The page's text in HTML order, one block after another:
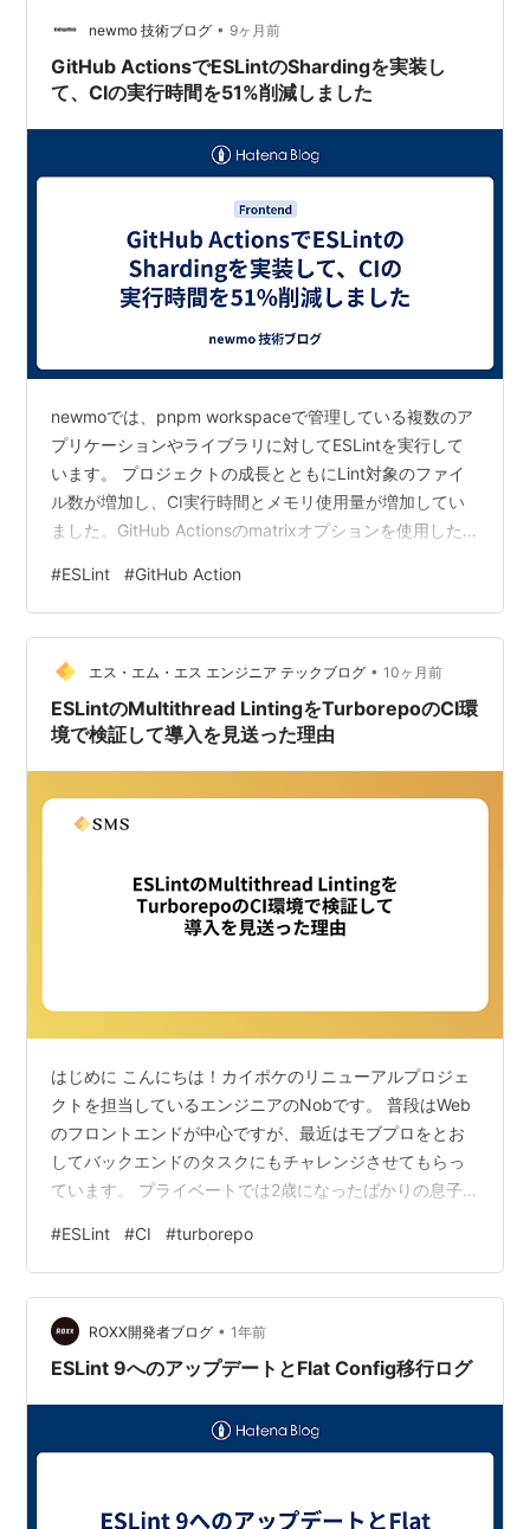
newmo 技術ブログ • 9ヶ月前
GitHub ActionsでESLintのShardingを実装し
て、CIの実行時間を51%削減しました
newmoでは、pnpm workspaceで管理している複数のア
プリケーションやライブラリに対してESLintを実行して
います。 プロジェクトの成長とともにLint対象のファイ
ル数が増加し、CI実行時間とメモリ使用量が増加してい
ました。GitHub Actionsのmatrixオプションを使用した
た。 newmoフロントエンドの開発原則 newmoのフロン
トエンド開発では、次の原則を重視しています。 1つ目
は、「同じ目的を達成するための手段を統一する」とい
う原則です。同じ目的に対する複数の手段が混在するよ
りも、統一した手段を使うことで学…
#ESLint #GitHub Action
エス・エム・エス エンジニア テックブログ • 10ヶ月前
ESLintのMultithread LintingをTurborepoのCI環
境で検証して導入を見送った理由
はじめに こんにちは！カイポケのリニューアルプロジェ
クトを担当しているエンジニアのNobです。 普段はWeb
のフロントエンドが中心ですが、最近はモブプロをとお
してバックエンドのタスクにもチャレンジさせてもらっ
ています。 プライベートでは2歳になったばかりの息子
会話が成り立つようになってきたり、遠くへの外出でも
泣かなくなってきました。子育ては大変ですが、それ以
上に子供からたくさんの笑顔と幸福感をもらっていま
す。 さて、今回はESLintに追加されたMultithread
Lintingについて、私が携わっているプロジェクトのCIへ
#ESLint #CI #turborepo
ROXX開発者ブログ • 1年前
ESLint 9へのアップデートとFlat Config移行ログ